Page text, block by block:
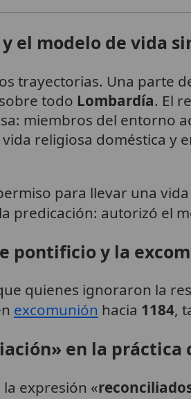
el modelo de vida
trayectorias. Una parte
todo Lombardía. El
miembros del entorno
religiosa doméstica y
para llevar una
predicación: autorizó el
pontificio y la
quienes ignoraron la
excomunión hacia 1184,
en la práctica
expresión «